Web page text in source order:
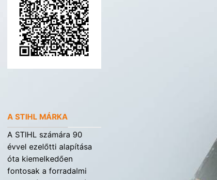
A STIHL MÁRKA
A STIHL számára 90
évvel ezelőtti alapítása
óta kiemelkedően
fontosak a forradalmi